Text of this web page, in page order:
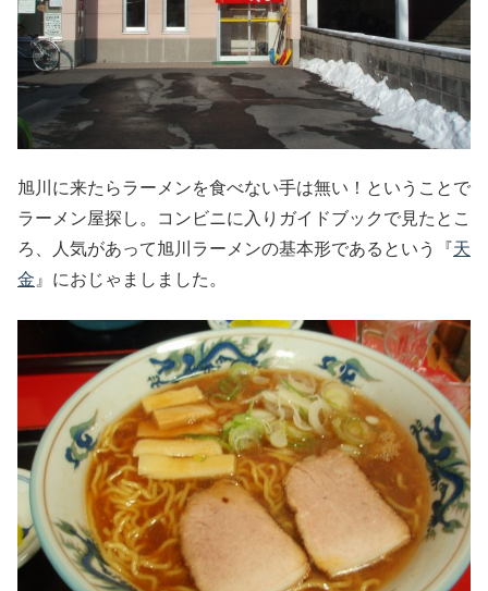
旭川に来たらラーメンを食べない手は無い！ということで
ラーメン屋探し。コンビニに入りガイドブックで見たとこ
ろ、人気があって旭川ラーメンの基本形であるという『 天
金』におじゃましました。